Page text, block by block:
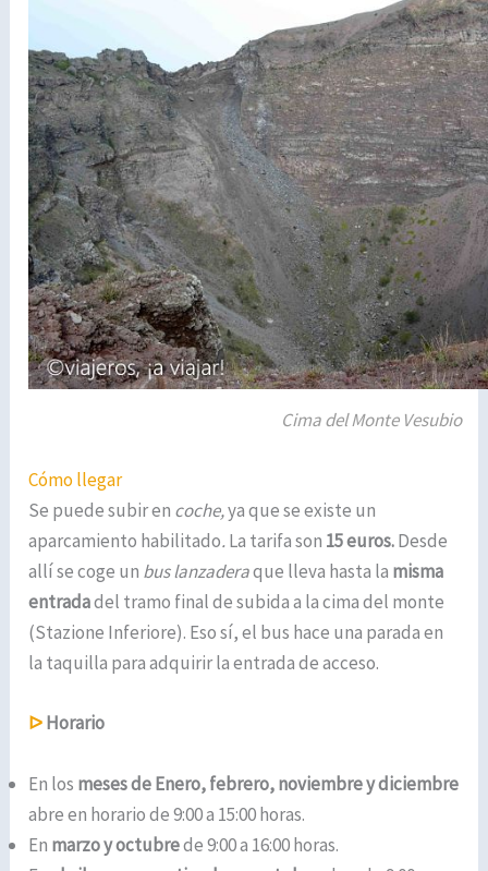
Cima del Monte Vesubio
Cómo llegar
Se puede subir en coche,ya que se existe un
aparcamiento habilitado.La tarifa son 15 euros.Desde
allí se coge un bus lanzaderaque lleva hasta la misma
entradadel tramo final de subida a la cima del monte
(Stazione Inferiore). Eso sí, el bus hace una parada en
la taquilla para adquirir la entrada de acceso.
ᐅHorario
En los meses de Enero, febrero, noviembre y diciembre
abre en horario de 9:00 a 15:00 horas.
En marzo y octubrede 9:00 a 16:00 horas.